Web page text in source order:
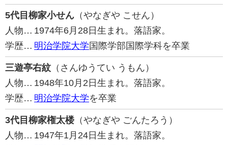
5代目柳家小せん （やなぎや こせん）
人物… 1974年6月28日生まれ。落語家。
学歴… 明治学院大学 国際学部国際学科を卒業
三遊亭右紋 （さんゆうてい うもん）
人物… 1948年10月2日生まれ。落語家。
学歴… 明治学院大学を卒業
3代目柳家権太楼（やなぎや ごんたろう）
人物… 1947年1月24日生まれ。落語家。